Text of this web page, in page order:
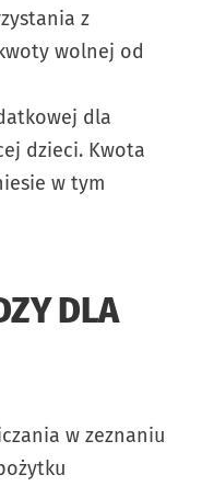
z
wolnej od
dla
dzieci. Kwota
w tym
DLA
w zeznaniu